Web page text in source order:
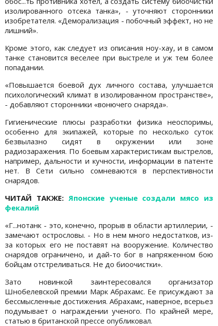
изолированного отсека танка», - уточняют сторонники
изобретателя. «Деморализация - побочный эффект, но не
лишний».
Кроме этого, как следует из описания ноу-хау, и в самом
танке становится веселее при выстреле и уж тем более
попадании.
«Повышается боевой дух личного состава, улучшается
психологический климат в изолированном пространстве»,
- добавляют сторонники «вонючего снаряда».
Гигиенические плюсы разработки физика неоспоримы,
особенно для экипажей, которые по несколько суток
безвылазно сидят в окружении или зоне
радиозаражения. По боевым характеристикам выстрелов,
например, дальности и кучности, информации в патенте
нет. В Сети сильно сомневаются в перспективности
снарядов.
ЧИТАЙ ТАКЖЕ: Японские ученые создали мясо из
фекалий
«Г...нотанк - это, конечно, прорыв в области артиллерии, -
замечают острословы. - Но в нем много недостатков, из-
за которых его не поставят на вооружение. Количество
снарядов ограничено, и дай-то бог в напряженном бою
бойцам отстреливаться. Не до биоочистки».
Зато новинкой заинтересовался организатор
Шнобелевской премии Марк Абрахамс. Ее присуждают за
бессмысленные достижения. Абрахамс, наверное, всерьез
подумывает о награждении ученого. По крайней мере,
статью в британской прессе опубликовал.